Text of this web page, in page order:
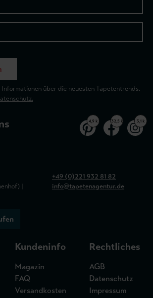
über die neuesten Tapetentrends.
4,9 k 32,5 k 3,1 k
|
+49 (0)221 932 81 82
info@tapetenagentur.de
Kundeninfo
Magazin
FAQ
Versandkosten
Rechtliches
AGB
Datenschutz
Impressum